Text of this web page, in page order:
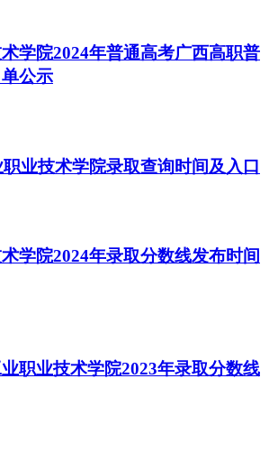
学院2024年普通高考广西高职普
公示
业技术学院录取查询时间及入口
学院2024年录取分数线发布时间
业职业技术学院2023年录取分数线